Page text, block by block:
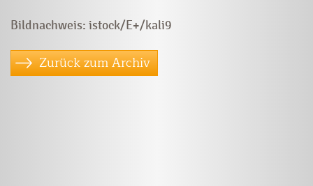
Bildnachweis: istock/E+/kali9
Zurück zum Archiv